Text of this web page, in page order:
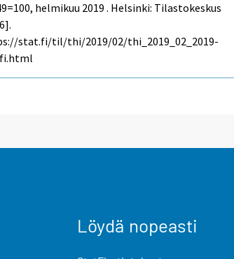
helmikuu 2019 . Helsinki: Tilastokeskus
stat.fi/til/thi/2019/02/thi_2019_02_2019-
Löydä nopeasti